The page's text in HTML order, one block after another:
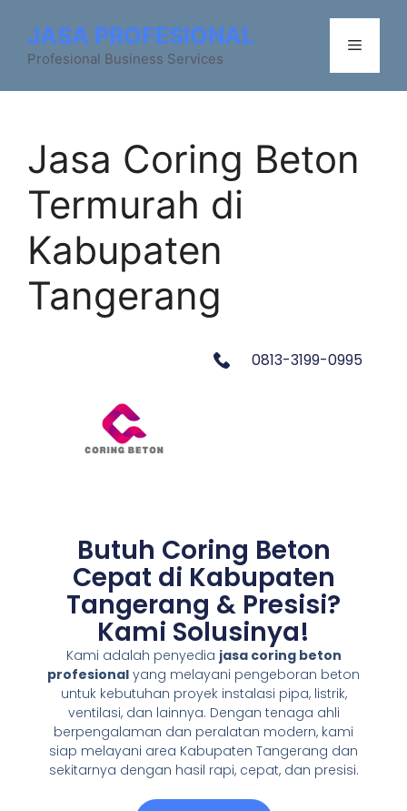
JASA PROFESIONAL
Profesional Business Services
Jasa Coring Beton
Termurah di
Kabupaten
Tangerang
0813-3199-0995
Butuh Coring Beton
Cepat di Kabupaten
Tangerang & Presisi?
Kami Solusinya!
Kami adalah penyedia jasa coring beton
profesional yang melayani pengeboran beton
untuk kebutuhan proyek instalasi pipa, listrik,
ventilasi, dan lainnya. Dengan tenaga ahli
berpengalaman dan peralatan modern, kami
siap melayani area Kabupaten Tangerang dan
sekitarnya dengan hasil rapi, cepat, dan presisi.